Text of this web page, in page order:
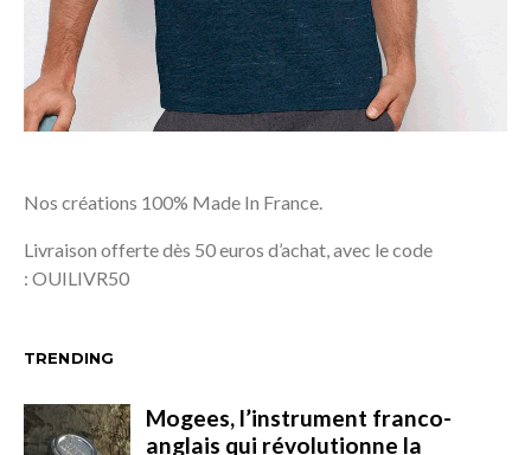
Nos créations 100% Made In France.
Livraison offerte dès 50 euros d’achat, avec le code
: OUILIVR50
TRENDING